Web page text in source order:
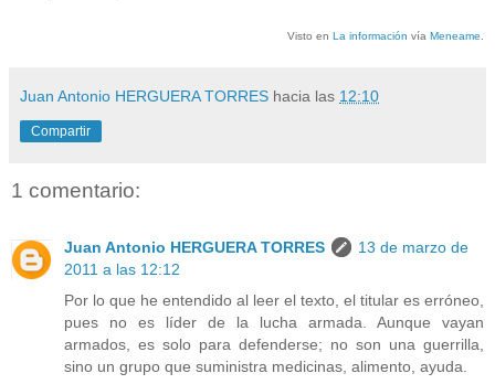
Visto en La información vía Meneame
Juan Antonio HERGUERA TORRES hacia las 12:10
Compartir
1 comentario:
Juan Antonio HERGUERA TORRES
13 de marzo de
2011 a las 12:12
Por lo que he entendido al leer el texto, el titular es erróneo,
pues no es líder de la lucha armada. Aunque vayan
armados, es solo para defenderse; no son una guerrilla,
sino un grupo que suministra medicinas, alimento, ayuda.